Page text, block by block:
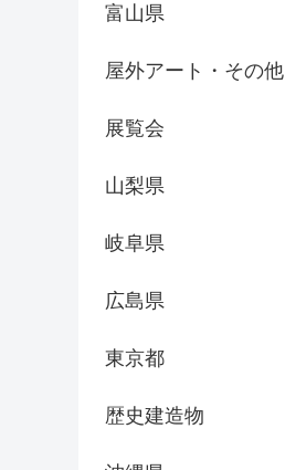
富山県
屋外アート・その他
展覧会
山梨県
岐阜県
広島県
東京都
歴史建造物